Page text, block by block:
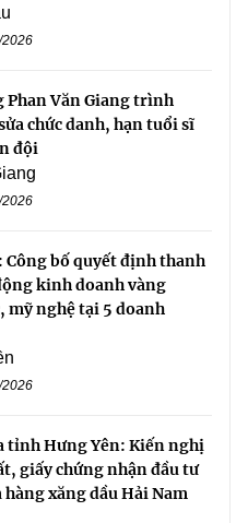
2026
Phan Văn Giang trình
chức danh, hạn tuổi sĩ
đội
2026
Công bố quyết định thanh
kinh doanh vàng
mỹ nghệ tại 5 doanh
2026
tỉnh Hưng Yên: Kiến nghị
giấy chứng nhận đầu tư
hàng xăng dầu Hải Nam